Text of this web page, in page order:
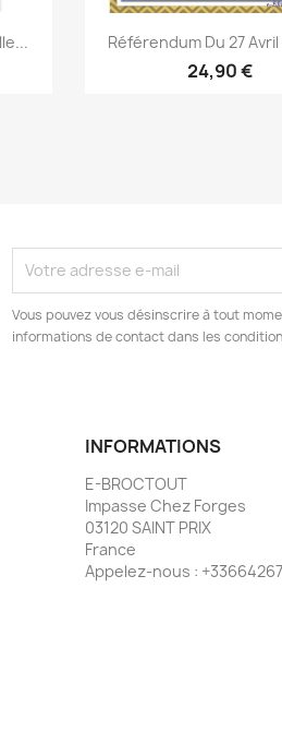
Aperçu
Référendum Du 27 Avril
24,90 €
Vous pouvez vous désinscrire à tout
informations de contact dans les
INFORMATIONS
E-BROCTOUT
Impasse Chez Forges
03120 SAINT PRIX
France
Appelez-nous :